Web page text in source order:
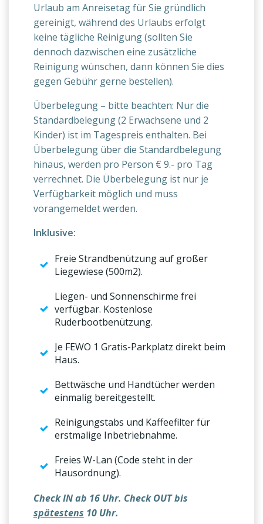
Urlaub am Anreisetag für Sie gründlich
gereinigt, während des Urlaubs erfolgt
keine tägliche Reinigung (sollten Sie
dennoch dazwischen eine zusätzliche
Reinigung wünschen, dann können Sie dies
gegen Gebühr gerne bestellen).
Überbelegung – bitte beachten: Nur die
Standardbelegung (2 Erwachsene und 2
Kinder) ist im Tagespreis enthalten. Bei
Überbelegung über die Standardbelegung
hinaus, werden pro Person € 9.- pro Tag
verrechnet. Die Überbelegung ist nur je
Verfügbarkeit möglich und muss
vorangemeldet werden.
Inklusive:
Freie Strandbenützung auf großer
Liegewiese (500m2).
Liegen- und Sonnenschirme frei
verfügbar. Kostenlose
Ruderbootbenützung.
Je FEWO 1 Gratis-Parkplatz direkt beim
Haus.
Bettwäsche und Handtücher werden
einmalig bereitgestellt.
Reinigungstabs und Kaffeefilter für
erstmalige Inbetriebnahme.
Freies W-Lan (Code steht in der
Hausordnung).
Check IN ab 16 Uhr. Check OUT bis
spätestens 10 Uhr.